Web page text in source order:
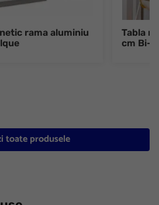
rama aluminiu
Tabla
cm Bi-
toate produsele